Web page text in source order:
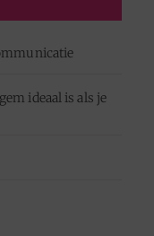
ideaal is als je